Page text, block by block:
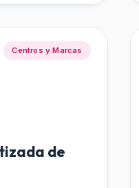
Centros y Marcas
de